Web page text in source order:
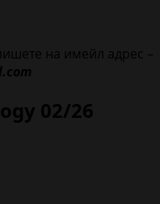
на имейл адрес –
02/26